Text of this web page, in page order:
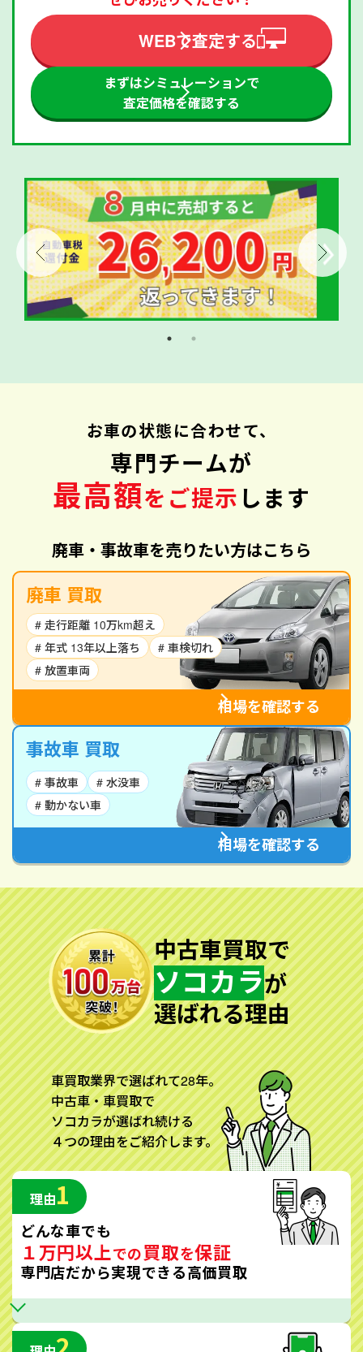
WEBで査定する
まずはシミュレーションで
査定価格を確認する
お車の状態に合わせて、
専門チームが
最高額をご提示 します
廃車・事故車を売りたい方はこちら
廃車 買取
# 走行距離 10万km超え
# 年式 13年以上落ち
# 車検切れ
# 放置車両
相場を確認する
事故車 買取
# 事故車
# 水没車
# 動かない車
相場を確認する
中古車買取で
ソコカラが
選ばれる理由
車買取業界で選ばれて28年。
中古車・車買取で
ソコカラが選ばれ続ける
４つの理由をご紹介します。
理由1
どんな車でも
１万円以上での買取を保証
専門店だから実現できる高価買取